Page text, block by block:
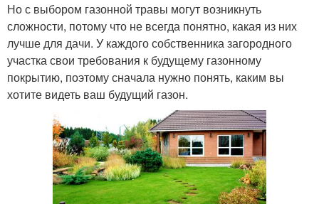
Но с выбором газонной травы могут возникнуть
сложности, потому что не всегда понятно, какая из них
лучше для дачи. У каждого собственника загородного
участка свои требования к будущему газонному
покрытию, поэтому сначала нужно понять, каким вы
хотите видеть ваш будущий газон.